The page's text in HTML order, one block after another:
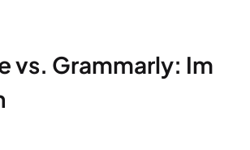
vs. Grammarly: Im